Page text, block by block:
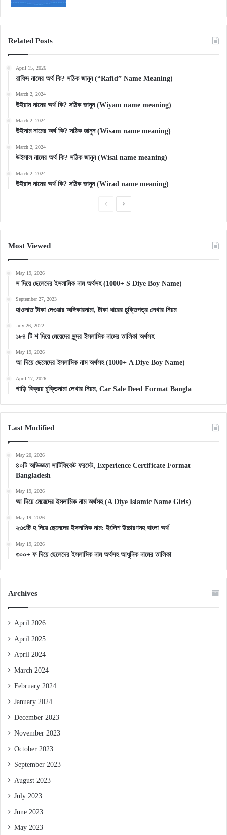
Related Posts
April 15, 2026
রাফিদ নামের অর্থ কি? সঠিক জানুন (“Rafid” Name Meaning)
March 2, 2024
উইয়াম নামের অর্থ কি? সঠিক জানুন (Wiyam name meaning)
March 2, 2024
উইসাম নামের অর্থ কি? সঠিক জানুন (Wisam name meaning)
March 2, 2024
উইসাল নামের অর্থ কি? সঠিক জানুন (Wisal name meaning)
March 2, 2024
উইরাদ নামের অর্থ কি? সঠিক জানুন (Wirad name meaning)
PreviousNext
Most Viewed
May 19, 2026
স দিয়ে ছেলেদের ইসলামিক নাম অর্থসহ (1000+ S Diye Boy Name)
September 27, 2023
হাওলাত টাকা দেওয়ার অঙ্গিকারনামা, টাকা ধারের চুক্তিপত্র লেখার নিয়ম
July 26, 2022
১৮৪ টি শ দিয়ে মেয়েদের সুন্দর ইসলামিক নামের তালিকা অর্থসহ
May 19, 2026
আ দিয়ে ছেলেদের ইসলামিক নাম অর্থসহ (1000+ A Diye Boy Name)
April 17, 2026
গাড়ি বিক্রয় চুক্তিনামা লেখার নিয়ম, Car Sale Deed Format Bangla
Last Modified
May 20, 2026
৪০টি অভিজ্ঞতা সার্টিফিকেট ফরমেট, Experience Certificate Format
Bangladesh
May 19, 2026
আ দিয়ে মেয়েদের ইসলামিক নাম অর্থসহ (A Diye Islamic Name Girls)
May 19, 2026
২৩৩টি হ দিয়ে ছেলেদের ইসলামিক নাম: ইংলিশ উচ্চারণসহ বাংলা অর্থ
May 19, 2026
৩০০+ ফ দিয়ে ছেলেদের ইসলামিক নাম অর্থসহ আধুনিক নামের তালিকা
Archives
April 2026
April 2025
April 2024
March 2024
February 2024
January 2024
December 2023
November 2023
October 2023
September 2023
August 2023
July 2023
June 2023
May 2023